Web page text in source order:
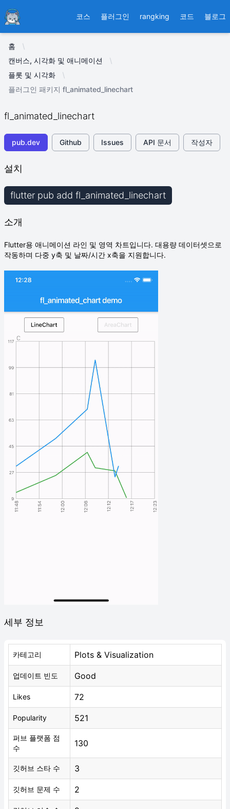
Ducafecat 코스 플러그인 rangking 코드 블로그
홈
캔버스, 시각화 및 애니메이션
플롯 및 시각화
플러그인 패키지 fl_animated_linechart
fl_animated_linechart
pub.dev Github Issues API 문서 작성자
설치
flutter pub add fl_animated_linechart
소개
Flutter용 애니메이션 라인 및 영역 차트입니다. 대용량 데이터셋으로
작동하며 다중 y축 및 날짜/시간 x축을 지원합니다.
세부 정보
카테고리 Plots & Visualization
업데이트 빈도 Good
Likes 72
Popularity 521
퍼브 플랫폼 점
수
130
깃허브 스타 수 3
깃허브 문제 수 2